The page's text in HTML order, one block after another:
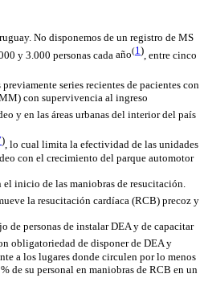
No disponemos de un registro de MS
y 3.000 personas cada año(1 ) , entre cinco
series recientes de pacientes con
con supervivencia al ingreso
y en las áreas urbanas del interior del país
), lo cual limita la efectividad de las unidades
con el crecimiento del parque automotor
inicio de las maniobras de resucitación.
la resucitación cardíaca (RCB) precoz y
de personas de instalar DEA y de capacitar
obligatoriedad de disponer de DEA y
a los lugares donde circulen por lo menos
de su personal en maniobras de RCB en un